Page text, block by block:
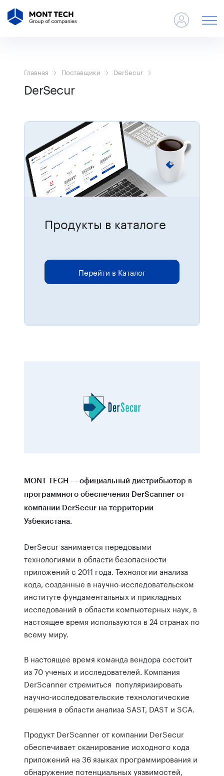
Главная Поставщики DerSecur
DerSecur
Продукты в каталоге
Для размещения онлайн-заказов
Перейти в Каталог
MONT TECH — официальный дистрибьютор в
программного обеспечения DerScanner от
компании DerSecur на территории
Узбекистана.
DerSecur занимается передовыми
технологиями в области безопасности
приложений с 2011 года. Технологии анализа
кода, созданные в научно-исследовательском
институте фундаментальных и прикладных
исследований в области компьютерных наук, в
настоящее время используются в 24 странах по
всему миру.
В настоящее время команда вендора состоит
из 70 ученых и исследователей. Компания
DerScanner стремиться популяризировать
научно-исследовательские технологические
решения в области анализа SAST, DAST и SCA.
Продукт DerScanner от компании DerSecur
обеспечивает сканирование исходного кода
приложений на 36 языках программирования и
обнаружение потенциальных уязвимостей,